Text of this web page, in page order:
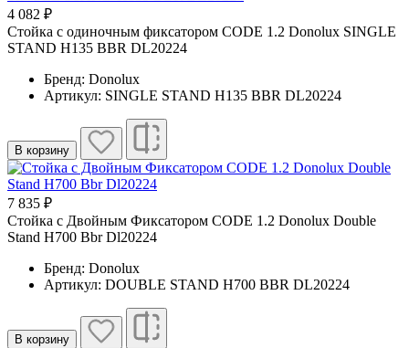
4 082 ₽
Cтойка с одиночным фиксатором CODE 1.2 Donolux SINGLE
STAND H135 BBR DL20224
Бренд: Donolux
Артикул: SINGLE STAND H135 BBR DL20224
В корзину
7 835 ₽
Стойка с Двойным Фиксатором CODE 1.2 Donolux Double
Stand H700 Bbr Dl20224
Бренд: Donolux
Артикул: DOUBLE STAND H700 BBR DL20224
В корзину